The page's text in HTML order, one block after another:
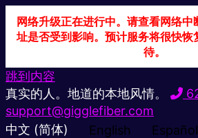
网络升级正在进行中。请查看网络
址是否受到影响。预计服务将很快恢
待。
跳到内容
真实的人。地道的本地风情。
support@gigglefiber.com
中文 (简体)
English Español